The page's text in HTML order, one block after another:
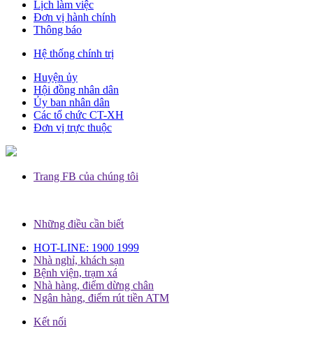
Lịch làm việc
Đơn vị hành chính
Thông báo
Hệ thống chính trị
Huyện ủy
Hội đồng nhân dân
Ủy ban nhân dân
Các tổ chức CT-XH
Đơn vị trực thuộc
Trang FB của chúng tôi
Những điều cần biết
HOT-LINE: 1900 1999
Nhà nghỉ, khách sạn
Bệnh viện, trạm xá
Nhà hàng, điểm dừng chân
Ngân hàng, điểm rút tiền ATM
Kết nối